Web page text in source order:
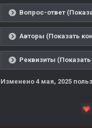
Вопрос-ответ
Авторы (Показать
Реквизиты (Показать
Изменено 4 мая, 2025